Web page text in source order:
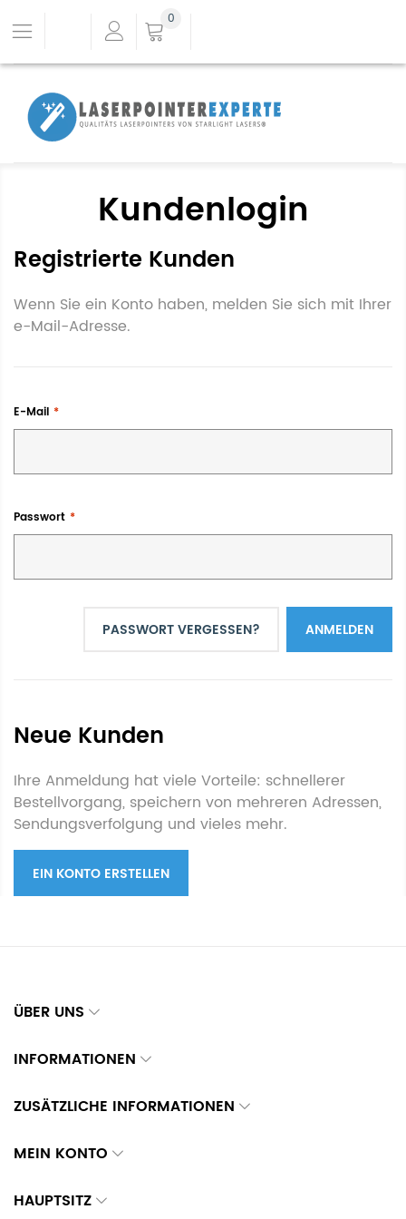
0
Kundenlogin
Registrierte Kunden
Wenn Sie ein Konto haben, melden Sie sich mit Ihrer
e-Mail-Adresse.
E-Mail
Passwort
ANMELDEN
PASSWORT VERGESSEN?
Neue Kunden
Ihre Anmeldung hat viele Vorteile: schnellerer
Bestellvorgang, speichern von mehreren Adressen,
Sendungsverfolgung und vieles mehr.
EIN KONTO ERSTELLEN
ÜBER UNS
INFORMATIONEN
ZUSÄTZLICHE INFORMATIONEN
MEIN KONTO
HAUPTSITZ